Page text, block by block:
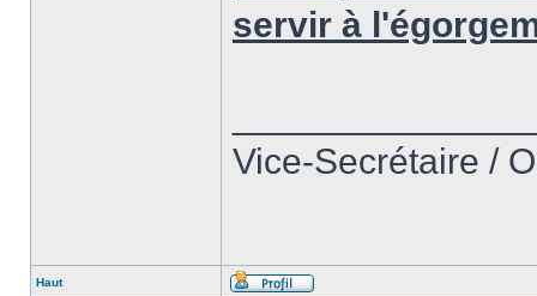
servir à
Vice-Secrétaire /
Haut